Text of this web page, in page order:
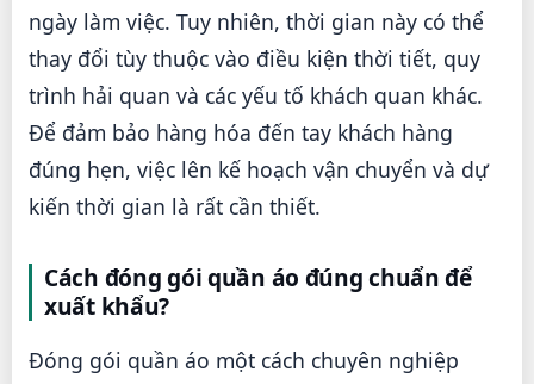
ngày làm việc. Tuy nhiên, thời gian này có thể
thay đổi tùy thuộc vào điều kiện thời tiết, quy
trình hải quan và các yếu tố khách quan khác.
Để đảm bảo hàng hóa đến tay khách hàng
đúng hẹn, việc lên kế hoạch vận chuyển và dự
kiến thời gian là rất cần thiết.
Cách đóng gói quần áo đúng chuẩn để
xuất khẩu?
Đóng gói quần áo một cách chuyên nghiệp